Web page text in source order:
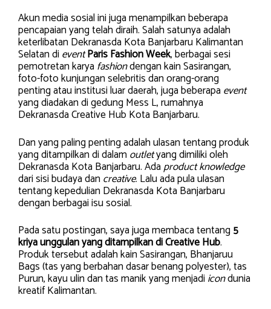
Akun media sosial ini juga menampilkan beberapa
pencapaian yang telah diraih. Salah satunya adalah
keterlibatan Dekranasda Kota Banjarbaru Kalimantan
Selatan di eventParis Fashion Week, berbagai sesi
pemotretan karya fashiondengan kain Sasirangan,
foto-foto kunjungan selebritis dan orang-orang
penting atau institusi luar daerah, juga beberapa event
yang diadakan di gedung Mess L, rumahnya
Dekranasda Creative Hub Kota Banjarbaru.
Dan yang paling penting adalah ulasan tentang produk
yang ditampilkan di dalam outletyang dimiliki oleh
Dekranasda Kota Banjarbaru. Adaproduct knowledge
dari sisi budaya dan creative. Lalu ada pula ulasan
tentang kepedulian Dekranasda Kota Banjarbaru
dengan berbagai isu sosial.
Pada satu postingan, saya juga membaca tentang 5
kriya unggulan yang ditampilkan di Creative Hub.
Produk tersebut adalah kain Sasirangan, Bhanjaruu
Bags (tas yang berbahan dasar benang polyester), tas
Purun, kayu ulin dan tas manik yang menjadi icondunia
kreatif Kalimantan.